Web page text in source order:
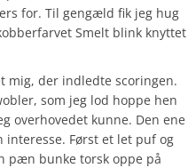
for. Til gengæld fik jeg hug
Smelt blink knyttet
mig, der indledte scoringen.
som jeg lod hoppe hen
overhovedet kunne. Den ene
Først et let puf og
pæn bunke torsk oppe på